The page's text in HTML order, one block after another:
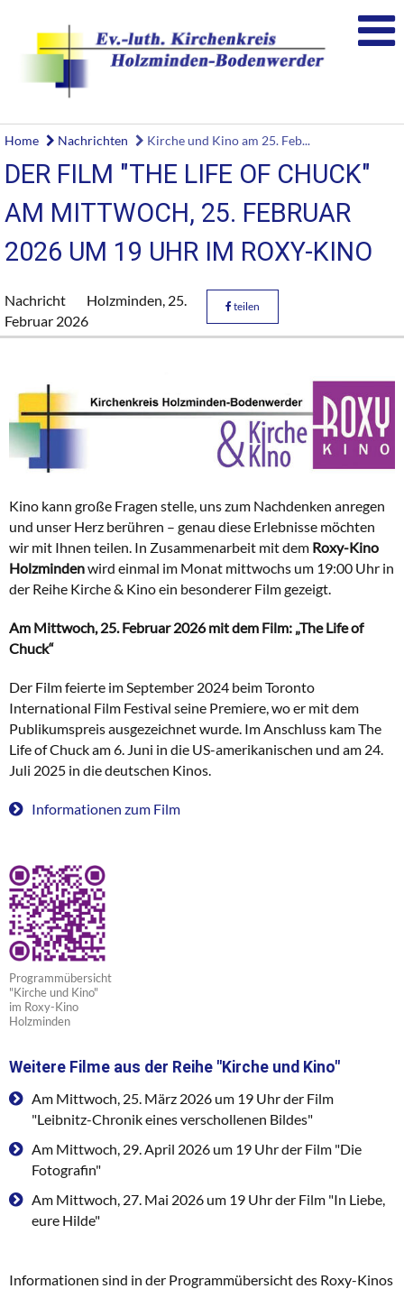
Home Nachrichten Kirche und Kino am 25. Feb...
DER FILM "THE LIFE OF CHUCK"
AM MITTWOCH, 25. FEBRUAR
2026 UM 19 UHR IM ROXY-KINO
Nachricht Holzminden, 25.
Februar 2026
teilen
Kino kann große Fragen stelle, uns zum Nachdenken anregen
und unser Herz berühren – genau diese Erlebnisse möchten
wir mit Ihnen teilen. In Zusammenarbeit mit dem Roxy-Kino
Holzmindenwird einmal im Monat mittwochs um 19:00 Uhr in
der Reihe Kirche & Kino ein besonderer Film gezeigt.
Am Mittwoch, 25. Februar 2026 mit dem Film: „The Life of
Chuck“
Der Film feierte im September 2024 beim Toronto
International Film Festival seine Premiere, wo er mit dem
Publikumspreis ausgezeichnet wurde. Im Anschluss kam The
Life of Chuck am 6. Juni in die US-amerikanischen und am 24.
Juli 2025 in die deutschen Kinos.
Informationen zum Film
Programmübersicht
"Kirche und Kino"
im Roxy-Kino
Holzminden
Weitere Filme aus der Reihe "Kirche und Kino"
Am Mittwoch, 25. März 2026 um 19 Uhr der Film
"Leibnitz-Chronik eines verschollenen Bildes"
Am Mittwoch, 29. April 2026 um 19 Uhr der Film "Die
Fotografin"
Am Mittwoch, 27. Mai 2026 um 19 Uhr der Film "In Liebe,
eure Hilde"
Informationen sind in der Programmübersicht des Roxy-Kinos